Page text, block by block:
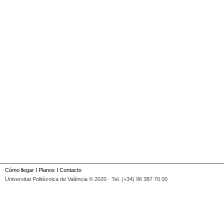
Cómo llegar I Planos I Contacto
Universitat Politècnica de València © 2020 · Tel. (+34) 96 387 70 00